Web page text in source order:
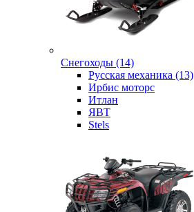
Снегоходы (14)
Русская механика (13)
Ирбис моторс
Итлан
ЯВТ
Stels